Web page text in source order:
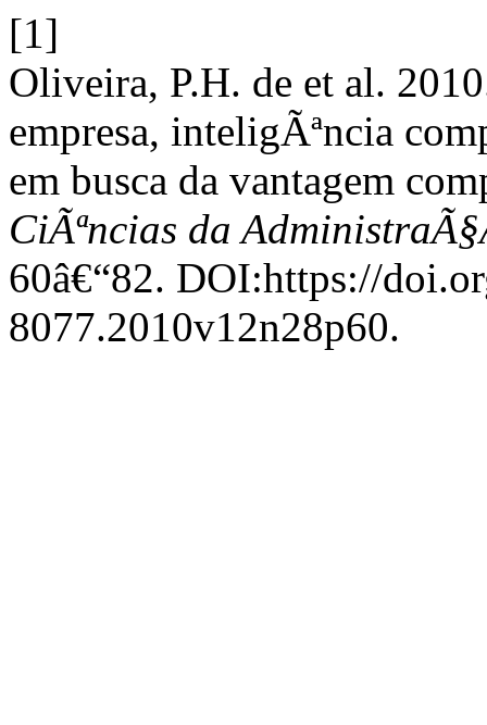
[1]
Oliveira, P.H. de et al.
empresa, inteligÃªncia
em busca da vantagem
CiÃªncias da
60â€“82. DOI:https://
8077.2010v12n28p60.